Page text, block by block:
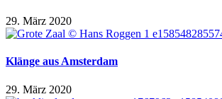
29. März 2020
Klänge aus Amsterdam
29. März 2020